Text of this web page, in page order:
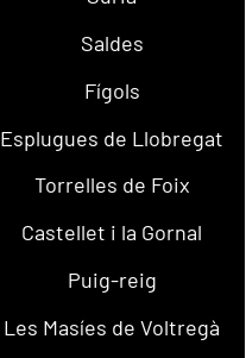
Saldes
Fígols
Esplugues de Llobregat
Torrelles de Foix
Castellet i la Gornal
Puig-reig
Les Masíes de Voltregà